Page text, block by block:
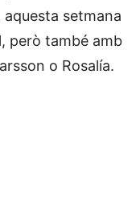
setmana
però també amb
o Rosalía.